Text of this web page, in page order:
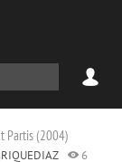
Partis (2004)
6